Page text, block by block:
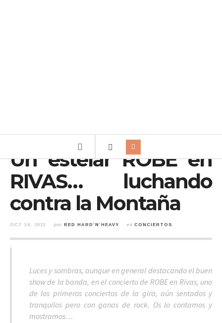
Un estelar ROBE en
RIVAS… luchando
contra la Montaña
OCT 16, 2021 por RED HARD´N´HEAVY en CONCIERTOS
Luces y sombras, aunque en general destacando el buen
show de la banda, en el concierto de ROBE en Rivas, uno
de los primeros conciertos de la gira, aún sentados y
tranquilos pero con ganas de rock. Os lo contamos y
mostramos…